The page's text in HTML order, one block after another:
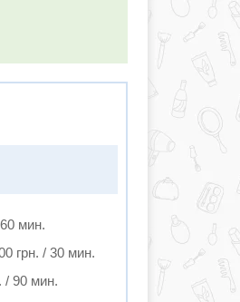
мин.
грн. / 30 мин.
/ 90 мин.